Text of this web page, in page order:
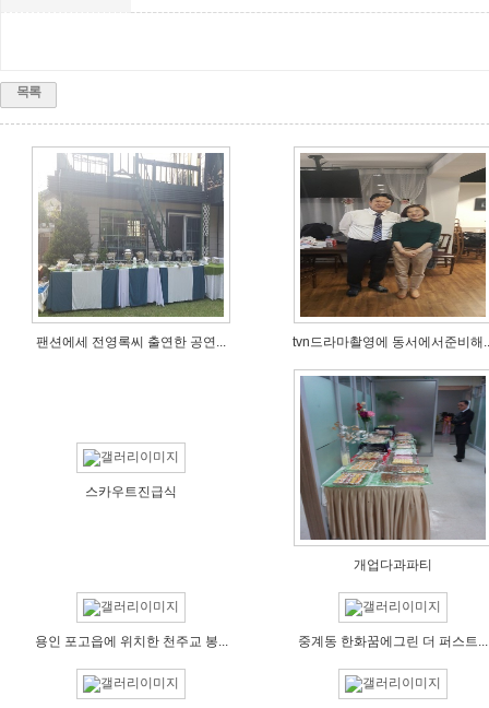
목록
팬션에세 전영록씨 출연한 공연... tvn드라마촬영에 동서에서준비해
스카우트진급식
개업다과파티
용인 포고읍에 위치한 천주교 봉... 중계동 한화꿈에그린 더 퍼스트...